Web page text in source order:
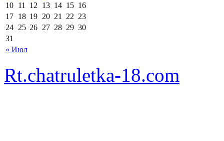
« Июл
10 11 12 13 14 15 16
17 18 19 20 21 22 23
24 25 26 27 28 29 30
31
Rt.chatruletka-18.com